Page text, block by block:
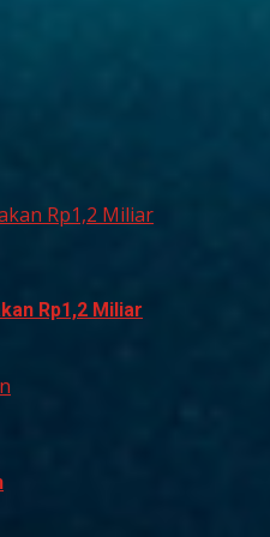
Rp1,2 Miliar
Rp1,2 Miliar